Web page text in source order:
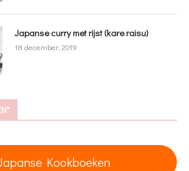
Japanse curry met rijst (kare raisu)
18 december, 2019
Kookboeken